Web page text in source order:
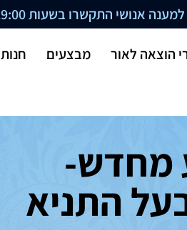
למענה אנושי התקשרו בשעות 09:00-19:00 לטלפון
הוצאה לאור מבצעים חנות
מחדש-
התניא